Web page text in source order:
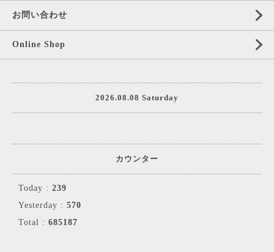
お問い合わせ
Online Shop
2026.08.08 Saturday
カウンター
Today : 239
Yesterday : 570
Total : 685187